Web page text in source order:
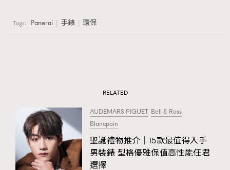
Tags: Panerai 手錶 環保
RELATED
AUDEMARS PIGUET Bell & Ross
Blancpain
聖誕禮物推介│15款最值得入手
男裝錶 型格優雅保值高性能任君
選擇